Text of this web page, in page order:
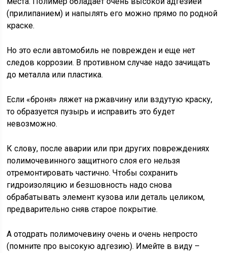
(прилипанием) и напылять его можно прямо по родной
краске.
Но это если автомобиль не поврежден и еще нет
следов коррозии. В противном случае надо зачищать
до металла или пластика.
Если «броня» ляжет на ржавчину или вздутую краску,
то образуется пузырь и исправить это будет
невозможно.
К слову, после аварии или при других повреждениях
полимочевинного защитного слоя его нельзя
отремонтировать частично. Чтобы сохранить
гидроизоляцию и безшовность надо снова
обрабатывать элемент кузова или деталь целиком,
предварительно сняв старое покрытие.
А отодрать полимочевину очень и очень непросто
(помните про высокую адгезию). Имейте в виду –